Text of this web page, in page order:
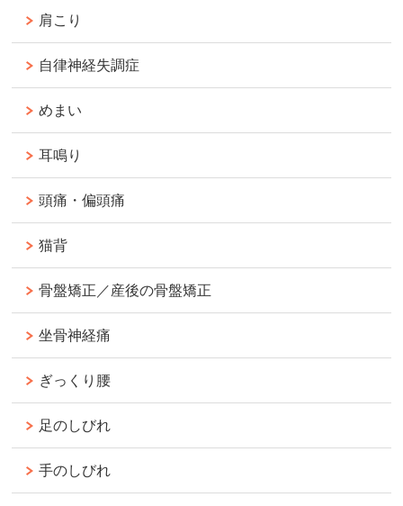
肩こり
自律神経失調症
めまい
耳鳴り
頭痛・偏頭痛
猫背
骨盤矯正／産後の骨盤矯正
坐骨神経痛
ぎっくり腰
足のしびれ
手のしびれ